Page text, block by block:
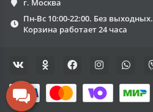
г. Москва
Пн-Вс 10:00-22:00. Без выходных.
Корзина работает 24 часа